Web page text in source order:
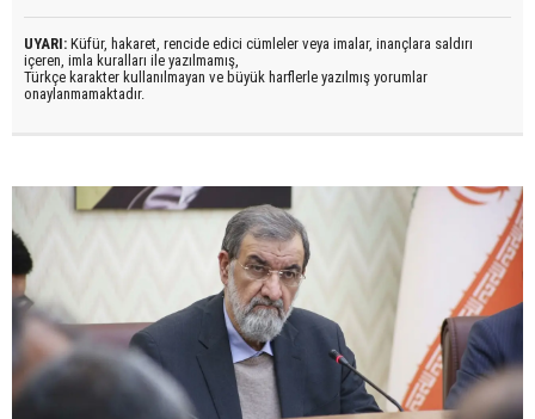
UYARI: Küfür, hakaret, rencide edici cümleler veya imalar, inançlara saldırı
içeren, imla kuralları ile yazılmamış,
Türkçe karakter kullanılmayan ve büyük harflerle yazılmış yorumlar
onaylanmamaktadır.